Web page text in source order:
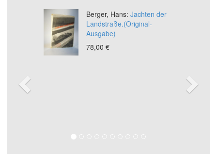
Berger, Hans: Jachten der
Landstraße.(Original-
Ausgabe)
78,00 €
Previous